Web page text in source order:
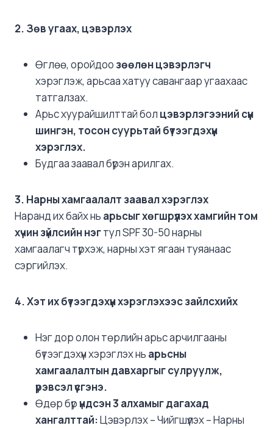
2. Зөв угаах, цэвэрлэх
Өглөө, оройдоо зөөлөн цэвэрлэгч
хэрэглэж, арьсаа хатуу савангаар угаахаас
татгалзах.
Арьс хуурайшилттай бол цэвэрлэгээний сүүн
шингэн, тосон суурьтай бүтээгдэхүүн
хэрэглэх.
Будгаа заавал бүрэн арилгах.
3. Нарны хамгаалалт заавал хэрэглэх
Наранд их байх нь арьсыг хөгшрүүлэх хамгийн том
хүчин зүйлсийн нэгтул SPF 30-50 нарны
хамгаалагч түрхэж, нарны хэт ягаан туяанаас
сэргийлэх.
4. Хэт их бүтээгдэхүүн хэрэглэхээс зайлсхийх
Нэг дор олон төрлийн арьс арчилгааны
бүтээгдэхүүн хэрэглэх нь арьсны
хамгаалалтын давхаргыг сулруулж,
үрэвсэл үүсгэнэ.
Өдөр бүрүндсэн 3 алхамыг дагахад
хангалттай:Цэвэрлэх – Чийгшүүлэх – Нарны